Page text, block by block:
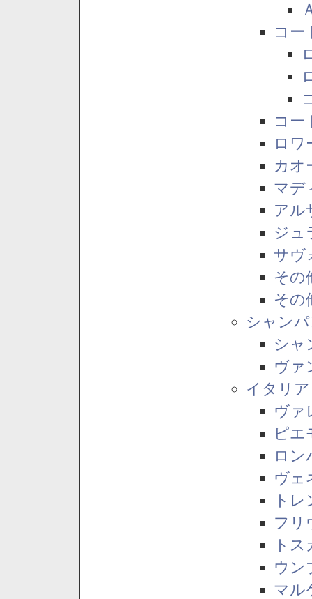
コー
コー
ロワ
カオ
マデ
アル
ジュ
サヴ
その
その
シャン
シャ
ヴァ
イタリア
ヴァ
ピエ
ロン
ヴェ
ト
フリ
ト
ウン
マル